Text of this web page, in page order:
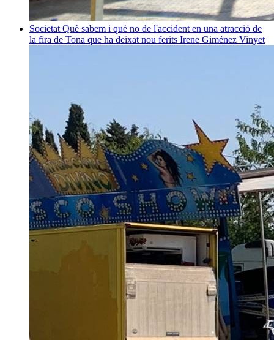
Societat Què sabem i què no de l'accident en una atracció de
la fira de Tona que ha deixat nou ferits Irene Giménez Vinyet